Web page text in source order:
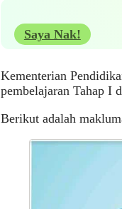
Saya Nak!
Kementerian
pembelajaran Tahap I
Berikut adalah